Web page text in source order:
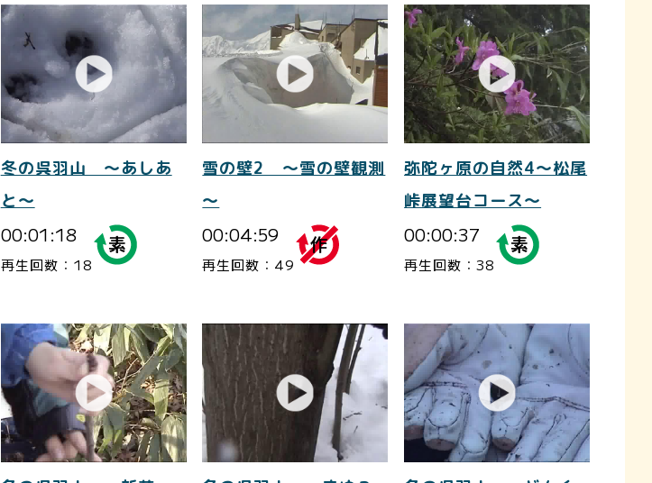
冬の呉羽山 ～あしあ
と～
00:01:18
再生回数：18
雪の壁2 ～雪の壁観測
～
00:04:59
再生回数：49
弥陀ヶ原の自然4～松尾
峠展望台コース～
00:00:37
再生回数：38